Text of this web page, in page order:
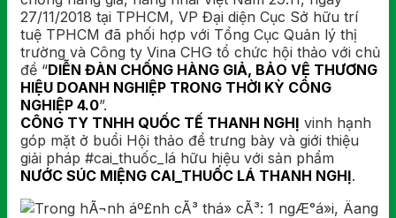
27/11/2018 tại TPHCM, VP Đại diện Cục Sở hữu trí
tuệ TPHCM đã phối hợp với Tổng Cục Quản lý thị
trường và Công ty Vina CHG tổ chức hội thảo với chủ
đề “DIỄN ĐÀN CHỐNG HÀNG GIẢ, BẢO VỆ THƯƠNG
HIỆU DOANH NGHIỆP TRONG THỜI KỲ CÔNG
NGHIỆP 4.0”.
CÔNG TY TNHH QUỐC TẾ THANH NGHỊ vinh hạnh
góp mặt ở buổi Hội thảo để trưng bày và giới thiệu
giải pháp #cai_thuốc_lá hữu hiệu với sản phẩm
NƯỚC SÚC MIỆNG CAI_THUỐC LÁ THANH NGHỊ.